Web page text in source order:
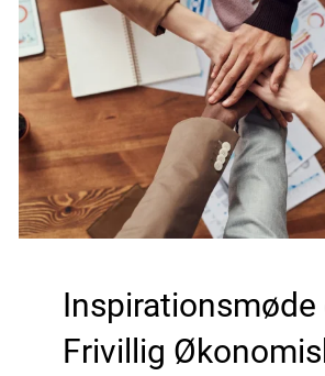
Inspirationsmøde
Frivillig